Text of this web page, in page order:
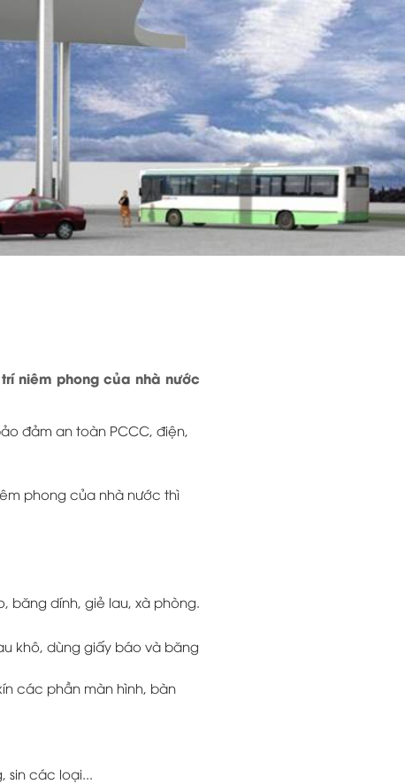
niêm phong của nhà nước
đảm an toàn PCCC, điện,
phong của nhà nước thì
băng dính, giẻ lau, xà phòng.
khô, dùng giấy báo và băng
các phần màn hình, bàn
sin các loại...